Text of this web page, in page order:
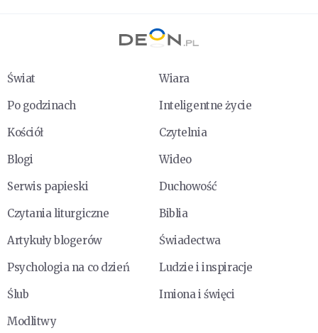
Świat
Wiara
Po godzinach
Inteligentne życie
Kościół
Czytelnia
Blogi
Wideo
Serwis papieski
Duchowość
Czytania liturgiczne
Biblia
Artykuły blogerów
Świadectwa
Psychologia na co dzień
Ludzie i inspiracje
Ślub
Imiona i święci
Modlitwy